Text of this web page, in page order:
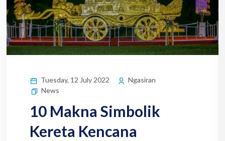
Tuesday, 12 July 2022
Ngasiran
News
10 Makna Simbolik
Kereta Kencana